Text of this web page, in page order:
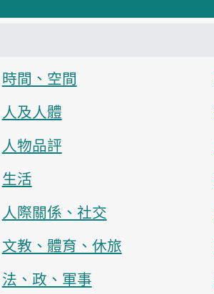
時間、空間
人及人體
人物品評
生活
人際關係、社交
文教、體育、休旅
法、政、軍事